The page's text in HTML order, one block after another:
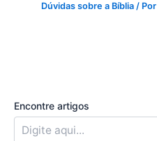
Dúvidas sobre a Bíblia/ Por
Encontre artigos